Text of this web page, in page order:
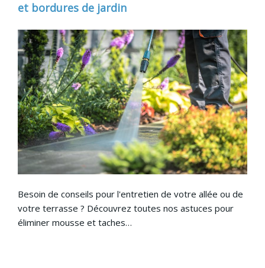
et bordures de jardin
Besoin de conseils pour l'entretien de votre allée ou de
votre terrasse ? Découvrez toutes nos astuces pour
éliminer mousse et taches…